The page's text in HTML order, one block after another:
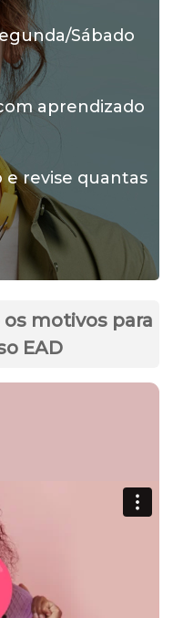
Sábado
aprendizado
revise quantas
motivos para
EAD